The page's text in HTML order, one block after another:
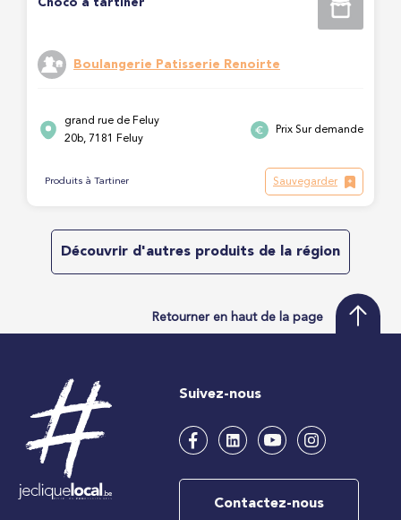
Choco à tartiner
Boulangerie Patisserie Renoirte
grand rue de Feluy
20b, 7181 Feluy
Prix Sur demande
Produits à Tartiner Sauvegarder
Découvrir d'autres produits de la région
Retourner en haut de la page
Suivez-nous
Contactez-nous